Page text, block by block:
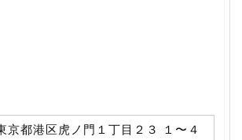
京都港区虎ノ門１丁目２３ １〜４